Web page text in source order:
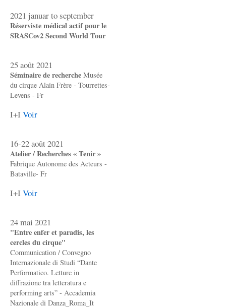
2021 januar to september
Réserviste médical actif pour le
SRASCov2 Second World Tour
25 août 2021
Séminaire de recherche Musée
du cirque Alain Frère - Tourrettes-
Levens - Fr
I+I Voir
16-22 août 2021
Atelier / Recherches « Tenir »
Fabrique Autonome des Acteurs -
Bataville- Fr
I+I Voir
24 mai 2021
"Entre enfer et paradis, les
cercles du cirque"
Communication / Convegno
Internazionale di Studi “Dante
Performatico. Letture in
diffrazione tra letteratura e
performing arts” - Accademia
Nazionale di Danza_Roma_It